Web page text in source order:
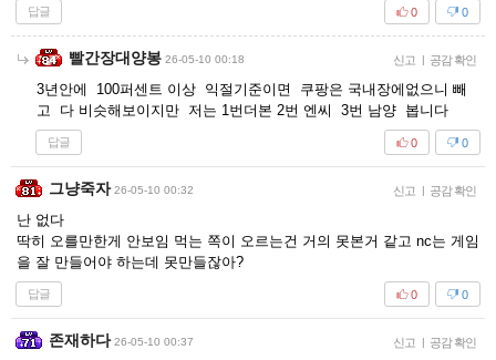
답글 0
0
빨간장대양봉 26-05-10 00:18 신고 | 공감 확인
3년안에 100퍼센트 이상 익절기준이면 쿠팡은 국내장에없으니 빼
고 다 비슷해보이지만 저는 1번더본 2번 엔씨 3번 남양 봅니다
답글 0
0
그냥죽자 26-05-10 00:32 신고 | 공감 확인
난 없다
딱히 오를만한게 안보임 먹는 쪽이 오르는건 거의 못본거 같고 nc는 게임
을 잘 만들어야 하는데 못만들잖아?
답글 0
0
존재하다 26-05-10 00:37 신고 | 공감 확인